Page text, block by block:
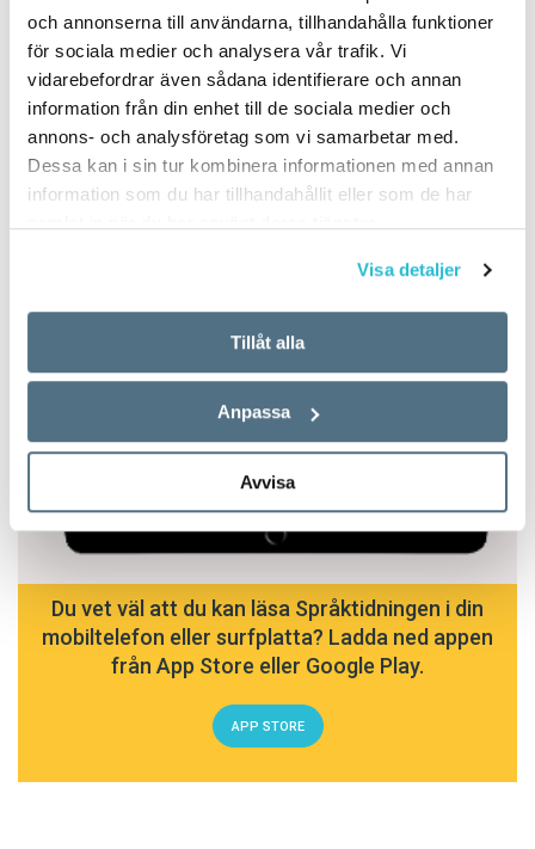
och annonserna till användarna, tillhandahålla funktioner
för sociala medier och analysera vår trafik. Vi
vidarebefordrar även sådana identifierare och annan
information från din enhet till de sociala medier och
annons- och analysföretag som vi samarbetar med.
Dessa kan i sin tur kombinera informationen med annan
information som du har tillhandahållit eller som de har
Visa detaljer
Tillåt alla
Anpassa
Avvisa
Du vet väl att du kan läsa Språktidningen i din
mobiltelefon eller surfplatta? Ladda ned appen
från App Store eller Google Play.
APP STORE